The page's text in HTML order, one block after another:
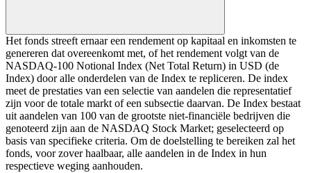
Het fonds streeft ernaar een rendement op kapitaal en inkomsten te
genereren dat overeenkomt met, of het rendement volgt van de
NASDAQ-100 Notional Index (Net Total Return) in USD (de
Index) door alle onderdelen van de Index te repliceren. De index
meet de prestaties van een selectie van aandelen die representatief
zijn voor de totale markt of een subsectie daarvan. De Index bestaat
uit aandelen van 100 van de grootste niet-financiële bedrijven die
genoteerd zijn aan de NASDAQ Stock Market; geselecteerd op
basis van specifieke criteria. Om de doelstelling te bereiken zal het
fonds, voor zover haalbaar, alle aandelen in de Index in hun
respectieve weging aanhouden.